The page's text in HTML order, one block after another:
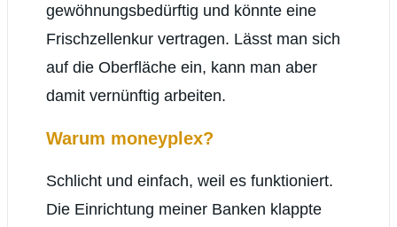
gewöhnungsbedürftig und könnte eine
Frischzellenkur vertragen. Lässt man sich
auf die Oberfläche ein, kann man aber
damit vernünftig arbeiten.
Warum moneyplex?
Schlicht und einfach, weil es funktioniert.
Die Einrichtung meiner Banken klappte